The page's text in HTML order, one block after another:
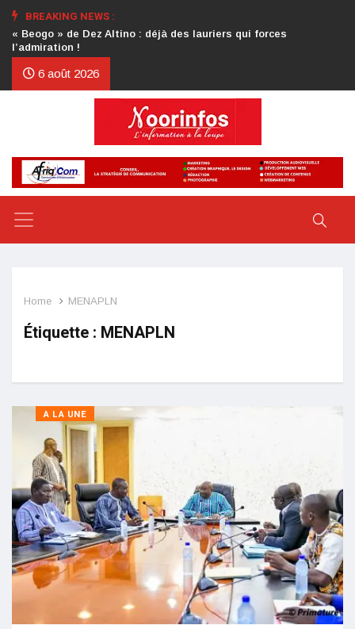
BREAKING NEWS :
Crise au CDP : l’authentification de la lettre du président
d’honneur toujours attendue
6 août 2026
Home MENAPLN
Étiquette : MENAPLN
A LA UNE